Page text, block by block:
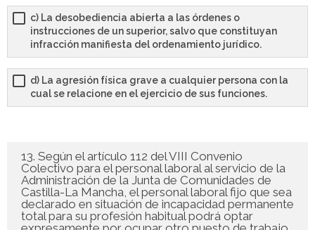
c) La desobediencia abierta a las órdenes o
instrucciones de un superior, salvo que constituyan
infracción manifiesta del ordenamiento jurídico.
d) La agresión física grave a cualquier persona con la
cual se relacione en el ejercicio de sus funciones.
13. Según el artículo 112 del VIII Convenio
Colectivo para el personal laboral al servicio de la
Administración de la Junta de Comunidades de
Castilla-La Mancha, el personal laboral fijo que sea
declarado en situación de incapacidad permanente
total para su profesión habitual podrá optar